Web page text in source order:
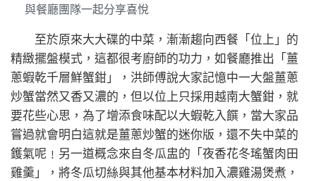
與餐廳團隊一起分享喜悅
至於原來大大碟的中菜，漸漸趨向西餐「位上」的
精緻擺盤模式，這都很考廚師的功力，如餐廳推出「薑
蔥蝦乾千層鮮蟹鉗」，洪師傅說大家記憶中一大盤薑蔥
炒蟹當然又香又濃的，但以位上只採用越南大蟹鉗，就
要花些心思，為了增添食味配以大蝦乾入饌，當大家品
嘗過就會明白這就是薑蔥炒蟹的迷你版，還不失中菜的
鑊氣呢﹗另一道概念來自冬瓜盅的「夜香花冬瑤蟹肉田
雞羹」，將冬瓜切絲與其他基本材料加入濃雞湯煲煮，